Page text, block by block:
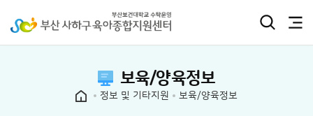
보육/양육정보
정보 및 기타지원 보육/양육정보